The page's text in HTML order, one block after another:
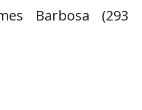
Barbosa (293